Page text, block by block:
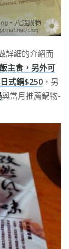
詳細的介紹而
主食，另外可
式鍋$250，另
與當月推薦鍋物-